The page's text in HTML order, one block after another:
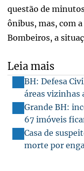
questão de
ônibus, mas, com
Bombeiros, a
Leia mais
BH: Defesa
áreas vizinhas
Grande BH:
67 imóveis
Casa de
morte por